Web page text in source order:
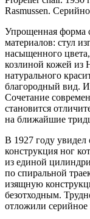
Rasmussen.
Упрощенная форма
материалов: стул
насыщенного
козлиной кожей из
натурального
благородный вид.
Сочетание
становится
на ближайшие
В 1927 году увидел
конструкция ног
из единой
по спиральной
изящную
безотходным.
отложили серийное